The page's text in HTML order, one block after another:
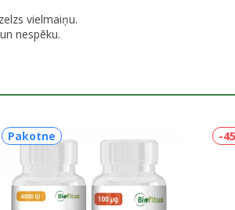
vielmaiņu.
nespēku.
Pakotne -